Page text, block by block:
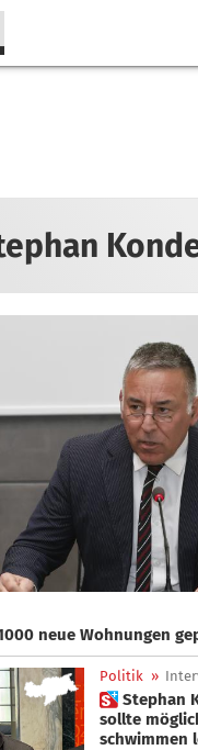
1000 neue Wohnungen
Politik »
 Stephan Konder: „Man
sollte
schwimmen